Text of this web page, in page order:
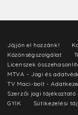
Jöjjön el hozzánk!
Közönségszolgálat
Licenszek
MTVA - Jogi és
TV Maci-bolt -
Szerzői jogi tájékoztató
GYIK
Sütikezelési